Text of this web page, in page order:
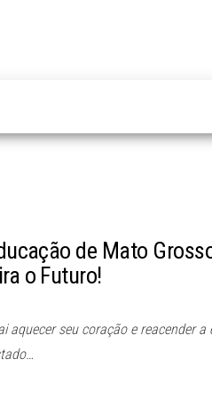
de Mato
o Futuro!
aquecer seu coração e reacender a